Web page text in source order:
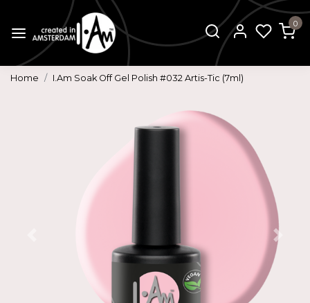
0
Home I.Am Soak Off Gel Polish #032 Artis-Tic (7ml)